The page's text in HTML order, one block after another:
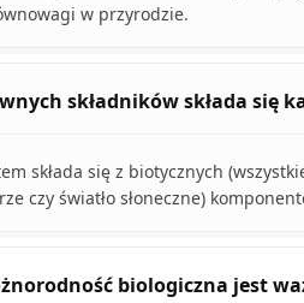
w przyrodzie.
składników składa się
składa się z biotycznych
czy światło słoneczne)
biologiczna jest